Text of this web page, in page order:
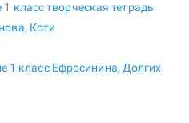
класс творческая тетрадь
Коти